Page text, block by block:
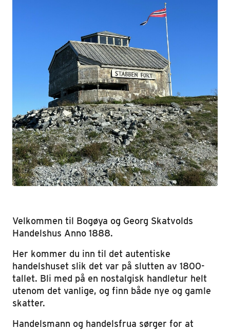
Velkommen til Bogøya og Georg Skatvolds
Handelshus Anno 1888.
Her kommer du inn til det autentiske
handelshuset slik det var på slutten av 1800-
tallet. Bli med på en nostalgisk handletur helt
utenom det vanlige, og finn både nye og gamle
skatter.
Handelsmann og handelsfrua sørger for at